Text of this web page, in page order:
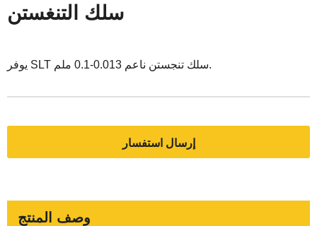
سلك التنغستن
يوفر SLT سلك تنجستن ناعم 0.013-0.1 ملم.
إرسال استفسار
وصف المنتج